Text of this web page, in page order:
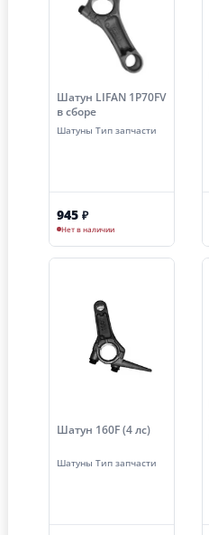
Шатун LIFAN 1P70FV
в сборе
Шатуны Тип запчасти
945 ₽
Нет в наличии
Шатун 160F (4 лс)
Шатуны Тип запчасти